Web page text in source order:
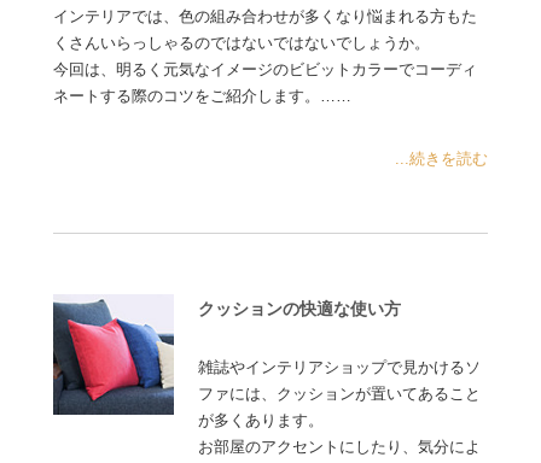
インテリアでは、色の組み合わせが多くなり悩まれる方もた
くさんいらっしゃるのではないではないでしょうか。
今回は、明るく元気なイメージのビビットカラーでコーディ
ネートする際のコツをご紹介します。……
...続きを読む
クッションの快適な使い方
雑誌やインテリアショップで見かけるソ
ファには、クッションが置いてあること
が多くあります。
お部屋のアクセントにしたり、気分によ